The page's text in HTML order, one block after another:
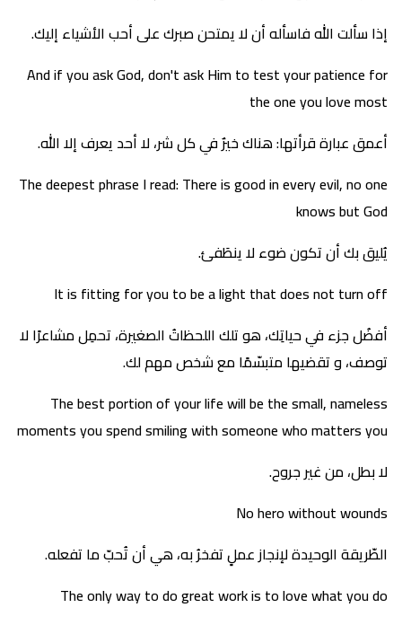
إذا سألت الله فاسأله أن لا يمتحن صبرك على أحب الأشياء إليك.
And if you ask God, don't ask Him to test your patience for
the one you love most
أعمق عبارة قرأتها: هناك خيرٌ في كل شر، لا أحد يعرف إلا الله.
The deepest phrase I read: There is good in every evil, no one
knows but God
يُليق بك أن تكون ضوء لا ينطَفئ.
It is fitting for you to be a light that does not turn off
أفضُل جزء في حياتِك، هو تلك اللحظاتُ الصغيرة، تحمِل مشاعرًا لا
توصف، و تقضيها متبسّمًا مع شخص مهم لك.
The best portion of your life will be the small, nameless
moments you spend smiling with someone who matters you
لا بطل، من غير جروح.
No hero without wounds
الطّريقة الوحيدة لإنجاز عملٍ تفخرُ به، هي أن تُحبّ ما تفعله.
The only way to do great work is to love what you do